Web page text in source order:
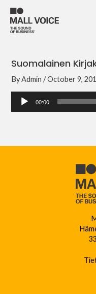
content
Suomalainen
ByAdmin/October 9,
Audio
00:00